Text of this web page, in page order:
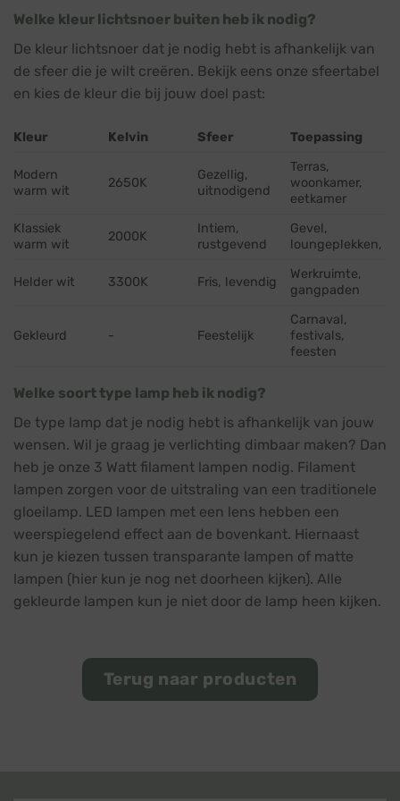
Welke kleur lichtsnoer buiten heb ik nodig?
De kleur lichtsnoer dat je nodig hebt is afhankelijk van
de sfeer die je wilt creëren. Bekijk eens onze sfeertabel
en kies de kleur die bij jouw doel past:
Kleur Kelvin Sfeer Toepassing
Modern
warm wit
2650K
Gezellig,
uitnodigend
Terras,
woonkamer,
eetkamer
Klassiek
warm wit
2000K
Intiem,
rustgevend
Gevel,
loungeplekken,
Helder wit 3300K Fris, levendig
Werkruimte,
gangpaden
Gekleurd - Feestelijk
Carnaval,
festivals,
feesten
Welke soort type lamp heb ik nodig?
De type lamp dat je nodig hebt is afhankelijk van jouw
wensen. Wil je graag je verlichting dimbaar maken? Dan
heb je onze 3 Watt filament lampen nodig. Filament
lampen zorgen voor de uitstraling van een traditionele
gloeilamp. LED lampen met een lens hebben een
weerspiegelend effect aan de bovenkant. Hiernaast
kun je kiezen tussen transparante lampen of matte
lampen (hier kun je nog net doorheen kijken). Alle
gekleurde lampen kun je niet door de lamp heen kijken.
Terug naar producten